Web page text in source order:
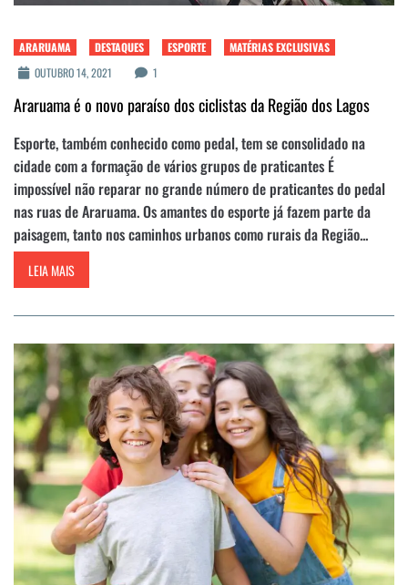
ARARUAMA DESTAQUES ESPORTE
MATÉRIAS EXCLUSIVAS
OUTUBRO 14, 2021
1
Araruama é o novo paraíso dos ciclistas da Região dos Lagos
Esporte, também conhecido como pedal, tem se consolidado na
cidade com a formação de vários grupos de praticantes É
impossível não reparar no grande número de praticantes do pedal
nas ruas de Araruama. Os amantes do esporte já fazem parte da
paisagem, tanto nos caminhos urbanos como rurais da Região...
LEIA MAIS